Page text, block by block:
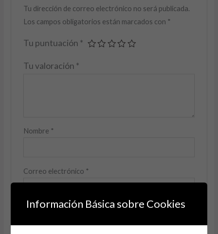
Tu dirección de correo electrónico no será publicada.
Los campos obligatorios están marcados con *
Tu puntuación *
Tu valoración *
Nombre *
Correo electrónico *
este navegador para la próxima vez que comente.
Información Básica sobre Cookies